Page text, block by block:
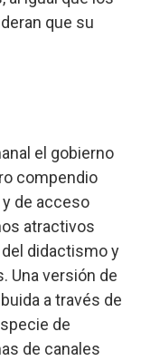
que su
el gobierno
compendio
de acceso
atractivos
didactismo y
Una versión de
a través de
de
de canales